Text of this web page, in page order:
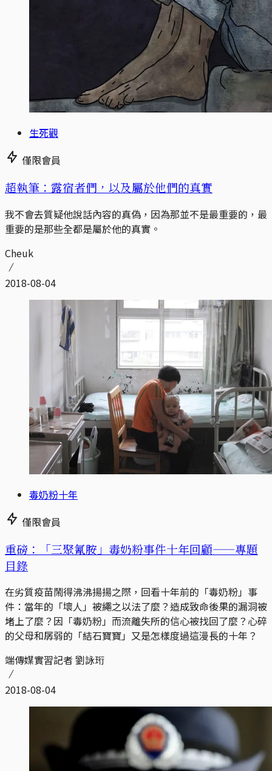
生死觀
僅限會員
超執筆：露宿者們，以及屬於他們的真實
我不會去質疑他說話內容的真偽，因為那並不是最重要的，最
重要的是那些全都是屬於他的真實。
Cheuk
2018-08-04
毒奶粉十年
僅限會員
重磅：「三聚氰胺」毒奶粉事件十年回顧——專題
目錄
在劣質疫苗鬧得沸沸揚揚之際，回看十年前的「毒奶粉」事
件：當年的「壞人」被繩之以法了麼？造成致命後果的漏洞被
堵上了麼？因「毒奶粉」而流離失所的信心被找回了麼？心碎
的父母和孱弱的「結石寶寶」又是怎樣度過這漫長的十年？
端傳媒實習記者 劉詠珩
2018-08-04